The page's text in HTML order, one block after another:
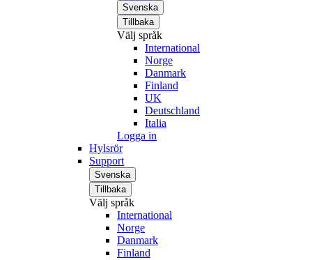
Svenska
Tillbaka
Välj språk
International
Norge
Danmark
Finland
UK
Deutschland
Italia
Logga in
Hylsrör
Support
Svenska
Tillbaka
Välj språk
International
Norge
Danmark
Finland